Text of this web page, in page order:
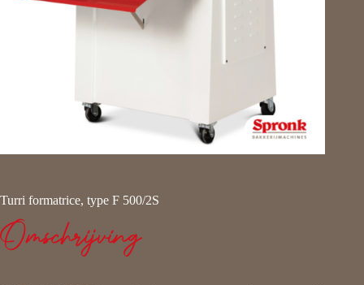
Turri formatrice, type F 500/2S
Omschrijving